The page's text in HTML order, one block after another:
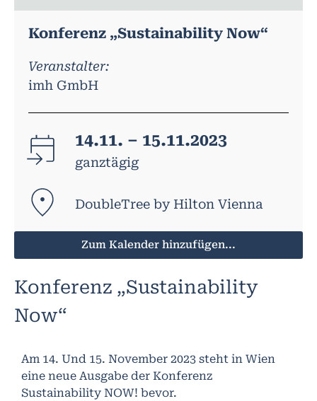
Konferenz „Sustainability Now“
Veranstalter:
imh GmbH
14.11. – 15.11.2023
ganztägig
DoubleTree by Hilton Vienna
Zum Kalender hinzufügen...
Konferenz „Sustainability
Now“
Am 14. Und 15. November 2023 steht in Wien
eine neue Ausgabe der Konferenz
Sustainability NOW! bevor.